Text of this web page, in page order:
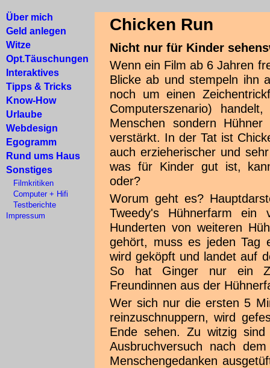
Über mich
Geld anlegen
Witze
Opt.Täuschungen
Interaktives
Tipps & Tricks
Know-How
Urlaube
Webdesign
Egogramm
Rund ums Haus
Sonstiges
Filmkritiken
Computer + Hifi
Testberichte
Impressum
Chicken Run
Nicht nur für Kinder
Wenn ein Film ab 6 Jahren
Blicke ab und stempeln ihn
noch um einen
Computerszenario)
Menschen sondern
verstärkt. In der Tat ist
auch erzieherischer und
was für Kinder gut ist,
oder?
Worum geht es?
Tweedy's Hühnerfarm ein
Hunderten von weiteren
gehört, muss es jeden Tag
wird geköpft und landet auf
So hat Ginger nur ein
Freundinnen aus der
Wer sich nur die ersten 5
reinzuschnuppern, wird
Ende sehen. Zu witzig
Ausbruchversuch nach
Menschengedanken